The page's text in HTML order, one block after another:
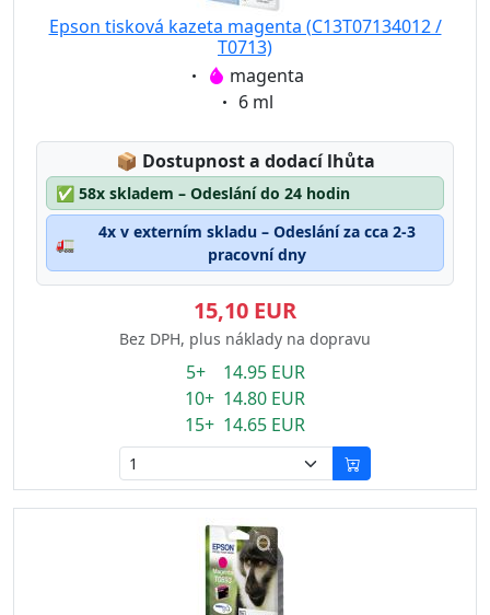
Epson tisková kazeta magenta (C13T07134012 /
T0713)
Eigenschaft:
magenta
Eigenschaft:
6 ml
📦 Lagerstatus:
Dostupnost a dodací lhůta
✅ 58x skladem – Odeslání do 24 hodin
🚛
4x v externím skladu – Odeslání za cca 2-3
pracovní dny
15,10 EUR
Bez DPH, plus náklady na dopravu
5+ 14.95 EUR
10+ 14.80 EUR
15+ 14.65 EUR